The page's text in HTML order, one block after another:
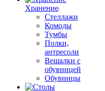
Хранение
Стеллажи
Комоды
Тумбы
Полки,
антресоли
Вешалки с
обувницей
Обувницы